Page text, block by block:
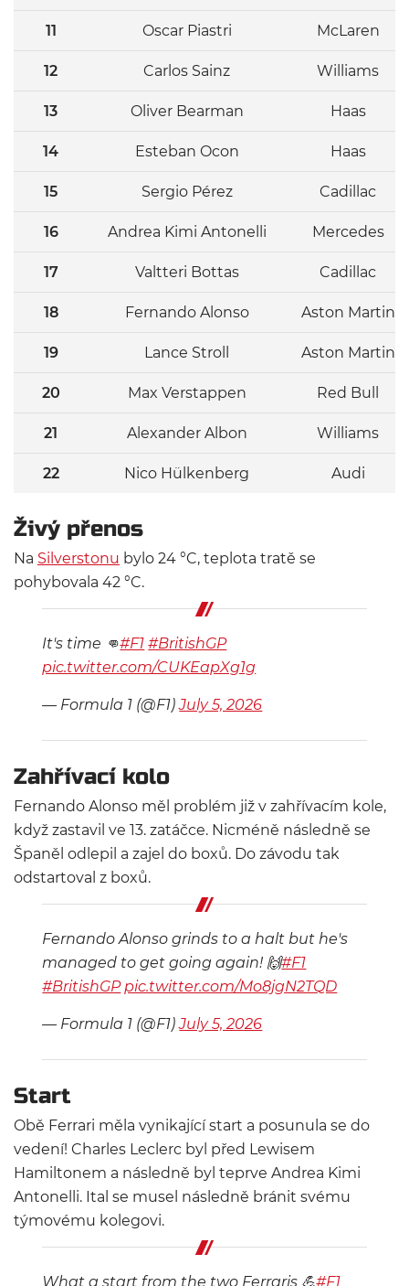
11 Oscar Piastri McLaren
12 Carlos Sainz Williams
13 Oliver Bearman Haas
14 Esteban Ocon Haas
15 Sergio Pérez Cadillac
16 Andrea Kimi Antonelli Mercedes
17 Valtteri Bottas Cadillac
18 Fernando Alonso Aston Martin
19 Lance Stroll Aston Martin
20 Max Verstappen Red Bull
21 Alexander Albon Williams
22 Nico Hülkenberg Audi
Živý přenos
Na Silverstonu bylo 24 °C, teplota tratě se
pohybovala 42 °C.
It's time 👊#F1 #BritishGP
pic.twitter.com/CUKEapXg1g
— Formula 1 (@F1)July 5, 2026
Zahřívací kolo
Fernando Alonso měl problém již v zahřívacím kole,
když zastavil ve 13. zatáčce. Nicméně následně se
Španěl odlepil a zajel do boxů. Do závodu tak
odstartoval z boxů.
Fernando Alonso grinds to a halt but he's
managed to get going again! 🙌#F1
#BritishGP pic.twitter.com/Mo8jgN2TQD
— Formula 1 (@F1)July 5, 2026
Start
Obě Ferrari měla vynikající start a posunula se do
vedení! Charles Leclerc byl před Lewisem
Hamiltonem a následně byl teprve Andrea Kimi
Antonelli. Ital se musel následně bránit svému
týmovému kolegovi.
What a start from the two Ferraris 💪#F1